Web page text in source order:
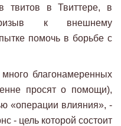
твитов в Твиттере, в
к внешнему
помочь в борьбе с
благонамеренных
просят о помощи),
«операции влияния», -
- цель которой состоит